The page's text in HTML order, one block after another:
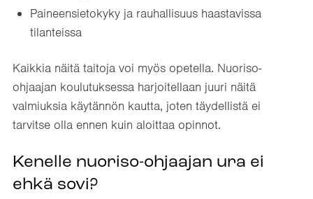
Paineensietokyky ja rauhallisuus haastavissa
tilanteissa
Kaikkia näitä taitoja voi myös opetella. Nuoriso-
ohjaajan koulutuksessa harjoitellaan juuri näitä
valmiuksia käytännön kautta, joten täydellistä ei
tarvitse olla ennen kuin aloittaa opinnot.
Kenelle nuoriso-ohjaajan ura ei
ehkä sovi?